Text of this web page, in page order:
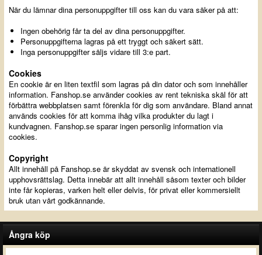
När du lämnar dina personuppgifter till oss kan du vara säker på att:
Ingen obehörig får ta del av dina personuppgifter.
Personuppgifterna lagras på ett tryggt och säkert sätt.
Inga personuppgifter säljs vidare till 3:e part.
Cookies
En cookie är en liten textfil som lagras på din dator och som innehåller
information. Fanshop.se använder cookies av rent tekniska skäl för att
förbättra webbplatsen samt förenkla för dig som användare. Bland annat
används cookies för att komma ihåg vilka produkter du lagt i
kundvagnen. Fanshop.se sparar ingen personlig information via
cookies.
Copyright
Allt innehåll på Fanshop.se är skyddat av svensk och internationell
upphovsrättslag. Detta innebär att allt innehåll såsom texter och bilder
inte får kopieras, varken helt eller delvis, för privat eller kommersiellt
bruk utan vårt godkännande.
Ångra köp